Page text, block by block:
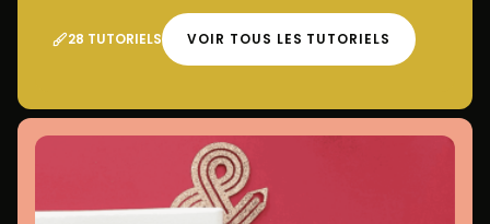
28 TUTORIELS VOIR TOUS LES TUTORIELS